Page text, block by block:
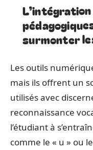
surmonter
Les outils
mais ils offrent un
utilisés avec
reconnaissance
l’étudiant à
comme le « u » ou